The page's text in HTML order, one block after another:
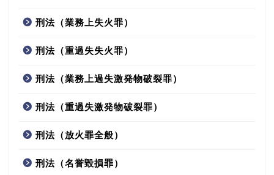
刑法（業務上失火罪）
刑法（重過失失火罪）
刑法（業務上過失激発物破裂罪）
刑法（重過失激発物破裂罪）
刑法（放火罪全般）
刑法（名誉毀損罪）